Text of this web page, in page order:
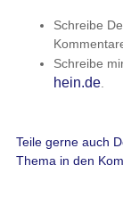
Schreibe
Schreibe
hein.de.
Teile gerne auch
Thema in den